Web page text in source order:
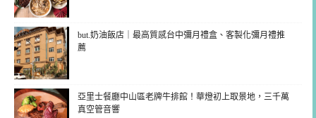
but.奶油飯店｜最高質感台中彌月禮盒、客製化彌月禮推
薦
亞里士餐廳中山區老牌牛排館！華燈初上取景地，三千萬
真空管音響